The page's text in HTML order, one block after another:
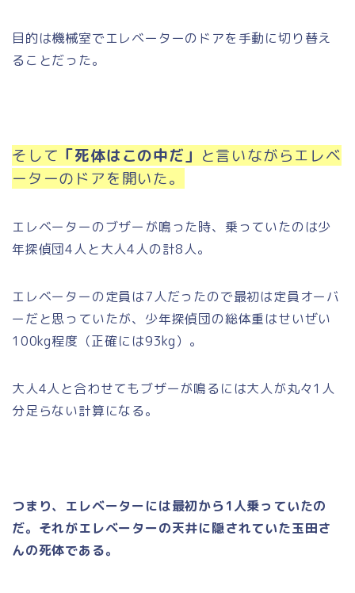
目的は機械室でエレベーターのドアを手動に切り替え
ることだった。
そして 「死体はこの中だ」 と言いながらエレベ
ーターのドアを開いた。
エレベーターのブザーが鳴った時、乗っていたのは少
年探偵団4人と大人4人の計8人。
エレベーターの定員は7人だったので最初は定員オーバ
ーだと思っていたが、少年探偵団の総体重はせいぜい
100kg程度（正確には93kg）。
大人4人と合わせてもブザーが鳴るには大人が丸々1人
分足らない計算になる。
つまり、エレベーターには最初から1人乗っていたの
だ。それがエレベーターの天井に隠されていた玉田さ
んの死体である。